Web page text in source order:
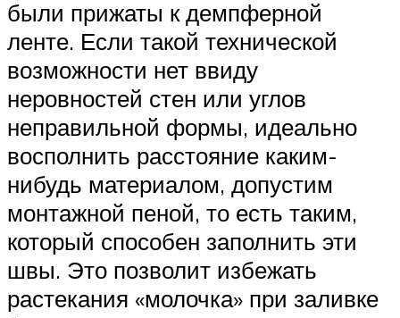
были прижаты к демпферной
ленте. Если такой технической
возможности нет ввиду
неровностей стен или углов
неправильной формы, идеально
восполнить расстояние каким-
нибудь материалом, допустим
монтажной пеной, то есть таким,
который способен заполнить эти
швы. Это позволит избежать
растекания «молочка» при заливке